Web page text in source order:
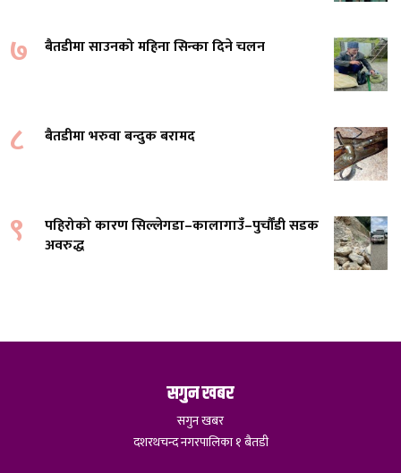
७ बैतडीमा साउनको महिना सिन्का दिने चलन
८ बैतडीमा भरुवा बन्दुक बरामद
९
पहिरोको कारण सिल्लेगडा–कालागाउँ–पुर्चौंडी सडक
अवरुद्ध
सगुन खबर
सगुन खबर
दशरथचन्द नगरपालिका १ बैतडी